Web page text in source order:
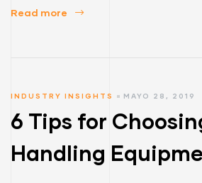
Read more
INDUSTRY INSIGHTS MAYO 28, 2019
6 Tips for
Handling